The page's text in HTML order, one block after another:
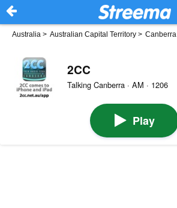
Australia > Australian Capital Territory > Canberra
2CC
Talking Canberra · AM · 1206
Play